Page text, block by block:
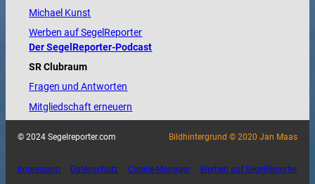
Michael Kunst
Werben auf SegelReporter
Der SegelReporter-Podcast
SR Clubraum
Fragen und Antworten
Mitgliedschaft erneuern
© 2024 Segelreporter.com Bildhintergrund © 2020 Jan Maas
Impressum Datenschutz Cookie-Manager Werben auf SegelReporter